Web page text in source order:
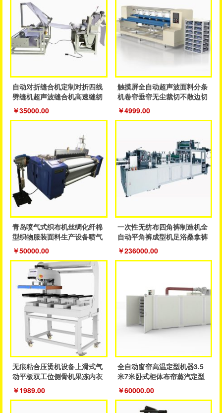
自动对折缝合机定制对折四线
劈缝机超声波缝合机高速缝纫
鞋服机
￥35000.00
触摸屏全自动超声波面料分条
机卷帘垂帘无尘裁切不散边切
割设备
￥4999.00
青岛喷气式织布机丝绸化纤棉
型织物服装面料生产设备喷气
织机
￥50000.00
一次性无纺布四角裤制造机全
自动平角裤成型机足浴桑拿裤
制造机器
￥236000.00
无痕粘合压烫机设备上滑式气
动平板双工位侧骨机果冻内衣
裤粘合机
￥1989.00
全自动窗帘高温定型机器3.5
米7米卧式柜体布帘蒸汽定型
成品帘
￥60000.00